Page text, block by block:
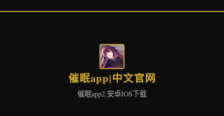
催眠app|中文官网
催眠app2,安卓IOS下载